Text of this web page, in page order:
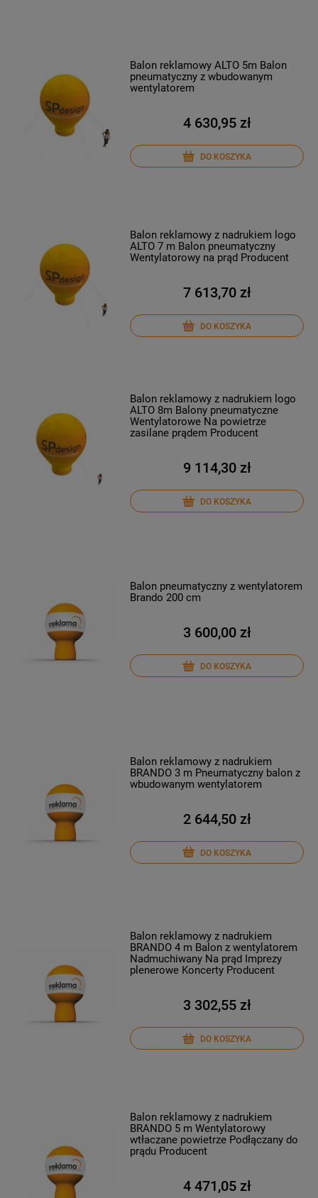
Balon reklamowy ALTO 5m Balon
pneumatyczny z wbudowanym
wentylatorem
4 630,95 zł
DO KOSZYKA
Balon reklamowy z nadrukiem logo
ALTO 7 m Balon pneumatyczny
Wentylatorowy na prąd Producent
7 613,70 zł
DO KOSZYKA
Balon reklamowy z nadrukiem logo
ALTO 8m Balony pneumatyczne
Wentylatorowe Na powietrze
zasilane prądem Producent
9 114,30 zł
DO KOSZYKA
Balon pneumatyczny z wentylatorem
Brando 200 cm
3 600,00 zł
DO KOSZYKA
Balon reklamowy z nadrukiem
BRANDO 3 m Pneumatyczny balon z
wbudowanym wentylatorem
2 644,50 zł
DO KOSZYKA
Balon reklamowy z nadrukiem
BRANDO 4 m Balon z wentylatorem
Nadmuchiwany Na prąd Imprezy
plenerowe Koncerty Producent
3 302,55 zł
DO KOSZYKA
Balon reklamowy z nadrukiem
BRANDO 5 m Wentylatorowy
wtłaczane powietrze Podłączany do
prądu Producent
4 471,05 zł